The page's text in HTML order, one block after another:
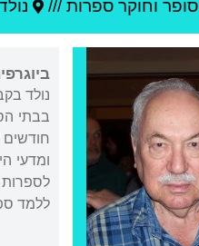
סופר וחוקר ספרות ///
נולד
ומדעי
ללמד